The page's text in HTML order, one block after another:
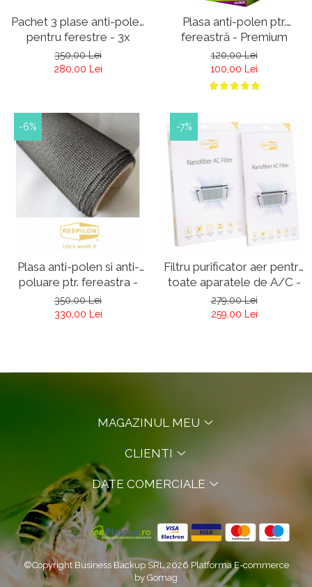
Pachet 3 plase anti-polen
pentru ferestre - 3x
Premium Allergic Pro -
antracit
350,00 Lei
280,00 Lei
Plasa anti-polen ptr.
fereastră - Premium
Allergic Pro - antracit -
Plasa anti polen
120,00 Lei
100,00 Lei
-6%
Plasa anti-polen si anti-
poluare ptr. fereastra -
Respilon NanoMembrane
RMW 5.0
350,00 Lei
330,00 Lei
-7%
Filtru purificator aer pentru
toate aparatele de A/C -
Respilon Nanomembrane
279,00 Lei
259,00 Lei
MAGAZINUL MEU
CLIENTI
DATE COMERCIALE
©Copyright Business Backup SRL 2026 Platforma E-commerce
by Gomag